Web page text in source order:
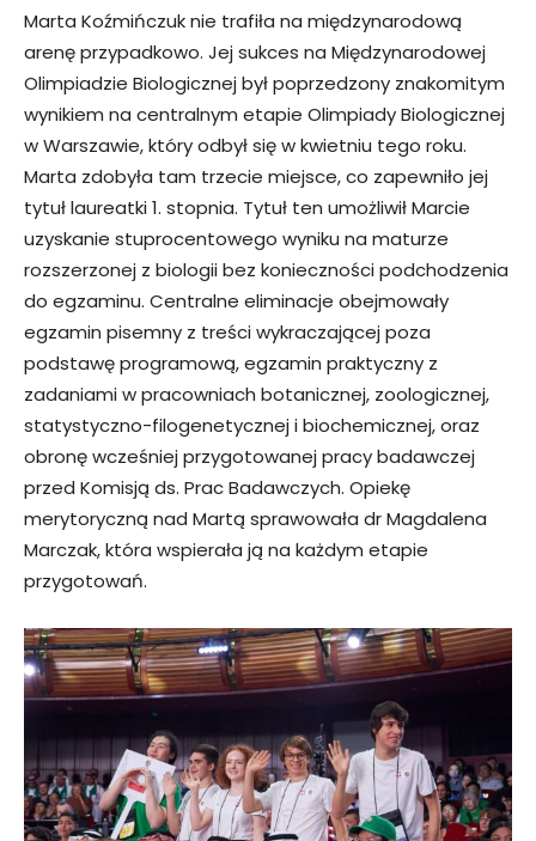
Marta Koźmińczuk nie trafiła na międzynarodową
arenę przypadkowo. Jej sukces na Międzynarodowej
Olimpiadzie Biologicznej był poprzedzony znakomitym
wynikiem na centralnym etapie Olimpiady Biologicznej
w Warszawie, który odbył się w kwietniu tego roku.
Marta zdobyła tam trzecie miejsce, co zapewniło jej
tytuł laureatki 1. stopnia. Tytuł ten umożliwił Marcie
uzyskanie stuprocentowego wyniku na maturze
rozszerzonej z biologii bez konieczności podchodzenia
do egzaminu. Centralne eliminacje obejmowały
egzamin pisemny z treści wykraczającej poza
podstawę programową, egzamin praktyczny z
zadaniami w pracowniach botanicznej, zoologicznej,
statystyczno-filogenetycznej i biochemicznej, oraz
obronę wcześniej przygotowanej pracy badawczej
przed Komisją ds. Prac Badawczych. Opiekę
merytoryczną nad Martą sprawowała dr Magdalena
Marczak, która wspierała ją na każdym etapie
przygotowań.